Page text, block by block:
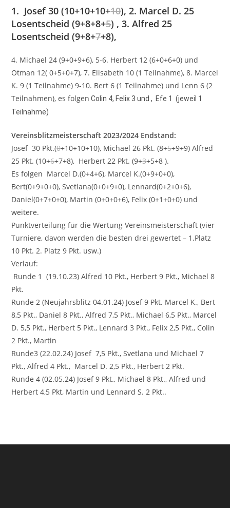
1. Josef 30 (10+10+10+10), 2. Marcel D. 25
Losentscheid (9+8+8+5) , 3. Alfred 25
Losentscheid (9+8+7+8),
4. Michael 24 (9+0+9+6), 5-6. Herbert 12 (6+0+6+0) und
Otman 12( 0+5+0+7), 7. Elisabeth 10 (1 Teilnahme), 8. Marcel
K. 9 (1 Teilnahme) 9-10. Bert 6 (1 Teilnahme) und Lenn 6 (2
Teilnahmen), es folgen Colin 4, Felix 3 und , Efe 1 (jeweil 1
Teilnahme)
Vereinsblitzmeisterschaft 2023/2024 Endstand:
Josef 30 Pkt.(0+10+10+10), Michael 26 Pkt. (8+5+9+9) Alfred
25 Pkt. (10+6+7+8), Herbert 22 Pkt. (9+3+5+8 ).
Es folgen Marcel D.(0+4+6), Marcel K.(0+9+0+0),
Bert(0+9+0+0), Svetlana(0+0+9+0), Lennard(0+2+0+6),
Daniel(0+7+0+0), Martin (0+0+0+6), Felix (0+1+0+0) und
weitere.
Punktverteilung für die Wertung Vereinsmeisterschaft (vier
Turniere, davon werden die besten drei gewertet – 1.Platz
10 Pkt. 2. Platz 9 Pkt. usw.)
Verlauf:
Runde 1 (19.10.23) Alfred 10 Pkt., Herbert 9 Pkt., Michael 8
Pkt.
Runde 2 (Neujahrsblitz 04.01.24) Josef 9 Pkt. Marcel K., Bert
8,5 Pkt., Daniel 8 Pkt., Alfred 7,5 Pkt., Michael 6,5 Pkt., Marcel
D. 5,5 Pkt., Herbert 5 Pkt., Lennard 3 Pkt., Felix 2,5 Pkt., Colin
2 Pkt., Martin
Runde3 (22.02.24) Josef 7,5 Pkt., Svetlana und Michael 7
Pkt., Alfred 4 Pkt., Marcel D. 2,5 Pkt., Herbert 2 Pkt.
Runde 4 (02.05.24) Josef 9 Pkt., Michael 8 Pkt., Alfred und
Herbert 4,5 Pkt, Martin und Lennard S. 2 Pkt..